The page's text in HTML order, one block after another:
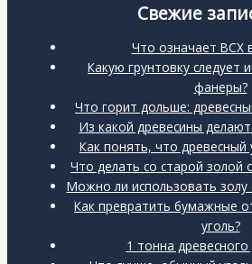
Свежие
Что означает BCX
Какую грунтовку следует
фанеры?
Что горит дольше:
Из какой древесины
Как понять, что древесный
Что делать со старой золой
Можно ли использовать золу
Как превратить бумажные
уголь?
1 тонна древесного